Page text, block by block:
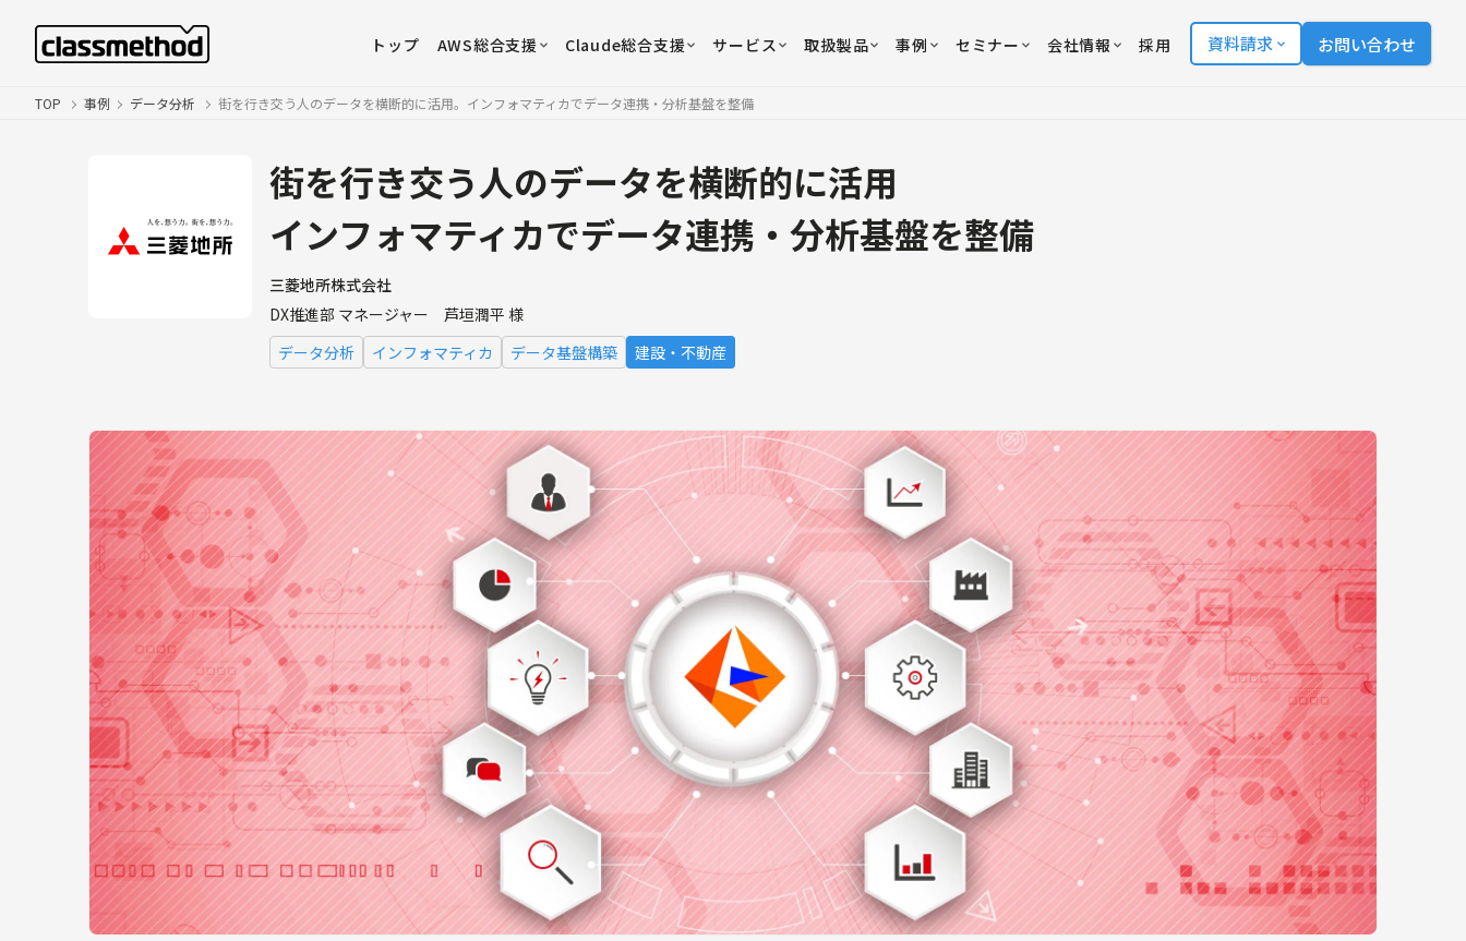
トップ AWS総合支援 Claude総合支援 サービス 取扱製品 事例 セミナー 会社情報 採用 資料請求 お問い合わせ
TOP 事例 データ分析 街を行き交う人のデータを横断的に活用。インフォマティカでデータ連携・分析基盤を整備
街を行き交う人のデータを横断的に活用
インフォマティカでデータ連携・分析基盤を整備
三菱地所株式会社
DX推進部 マネージャー 芦垣潤平 様
データ分析
インフォマティカ データ基盤構築 建設・不動産